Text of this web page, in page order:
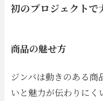
初のプロジェクトで
商品の魅せ方
ジンバは動きのある商
いと魅力が伝わりに